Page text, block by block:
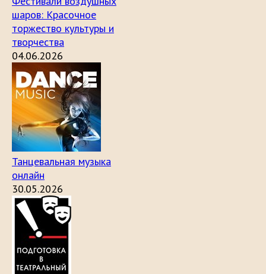
шаров: Красочное
торжество культуры и
творчества
04.06.2026
Танцевальная музыка
онлайн
30.05.2026